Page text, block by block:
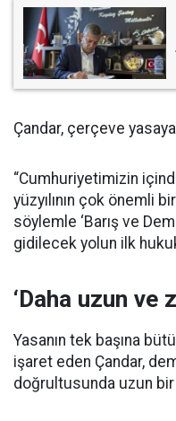
Çandar, çerçeve
“Cumhuriyetimizin
yüzyılının çok önemli
söylemle ‘Barış ve
gidilecek yolun ilk
‘Daha uzun ve
Yasanın tek başına
işaret eden Çandar,
doğrultusunda uzun